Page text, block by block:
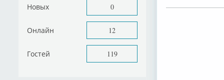
Новых 0
Онлайн 12
Гостей 119